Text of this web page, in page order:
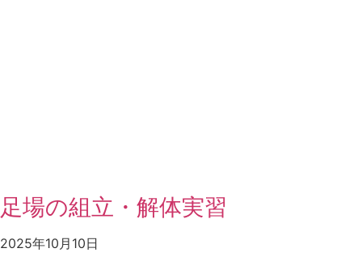
足場の組立・解体実習
2025年10月10日